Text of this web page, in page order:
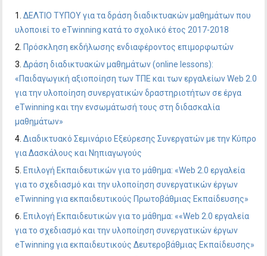
ΔΕΛΤΙΟ ΤΥΠΟΥ για τα δράση διαδικτυακών μαθημάτων που
υλοποιεί το eTwinning κατά το σχολικό έτος 2017-2018
Πρόσκληση εκδήλωσης ενδιαφέροντος επιμορφωτών
Δράση διαδικτυακών μαθημάτων (online lessons):
«Παιδαγωγική αξιοποίηση των ΤΠΕ και των εργαλείων Web 2.0
για την υλοποίηση συνεργατικών δραστηριοτήτων σε έργα
eTwinning και την ενσωμάτωσή τους στη διδασκαλία
μαθημάτων»
Διαδικτυακό Σεμινάριο Εξεύρεσης Συνεργατών με την Κύπρο
για Δασκάλους και Νηπιαγωγούς
Επιλογή Εκπαιδευτικών για το μάθημα: «Web 2.0 εργαλεία
για το σχεδιασμό και την υλοποίηση συνεργατικών έργων
eTwinning για εκπαιδευτικούς Πρωτοβάθμιας Εκπαίδευσης»
Επιλογή Εκπαιδευτικών για το μάθημα: ««Web 2.0 εργαλεία
για το σχεδιασμό και την υλοποίηση συνεργατικών έργων
eTwinning για εκπαιδευτικούς Δευτεροβάθμιας Εκπαίδευσης»